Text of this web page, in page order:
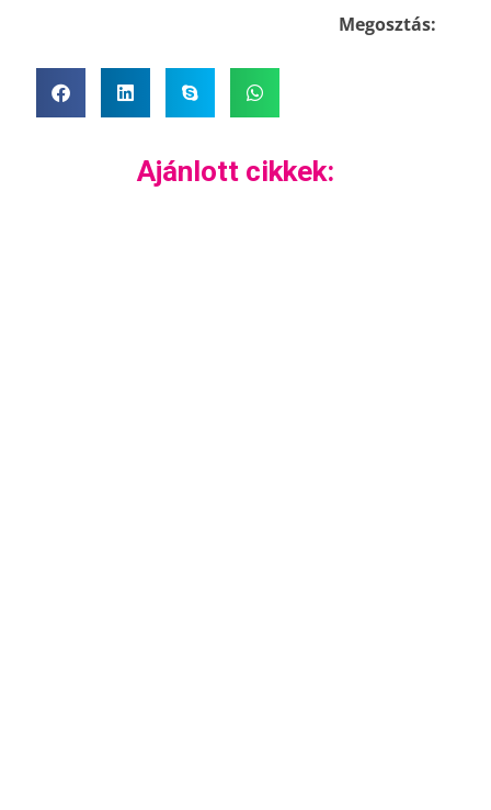
Megosztás:
Ajánlott cikkek: